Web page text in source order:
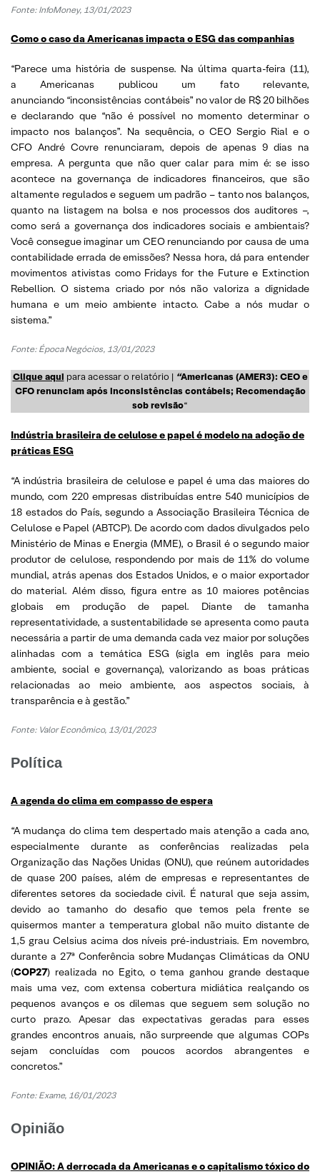
Fonte: InfoMoney, 13/01/2023
Como o caso da Americanas impacta o ESG das companhias
“Parece uma história de suspense. Na última quarta-feira (11),
a Americanas publicou um fato relevante,
anunciando “inconsistências contábeis” no valor de R$ 20 bilhões
e declarando que “não é possível no momento determinar o
impacto nos balanços”. Na sequência, o CEO Sergio Rial e o
CFO André Covre renunciaram, depois de apenas 9 dias na
empresa. A pergunta que não quer calar para mim é: se isso
acontece na governança de indicadores financeiros, que são
altamente regulados e seguem um padrão – tanto nos balanços,
quanto na listagem na bolsa e nos processos dos auditores –,
como será a governança dos indicadores sociais e ambientais?
Você consegue imaginar um CEO renunciando por causa de uma
contabilidade errada de emissões? Nessa hora, dá para entender
movimentos ativistas como Fridays for the Future e Extinction
Rebellion. O sistema criado por nós não valoriza a dignidade
humana e um meio ambiente intacto. Cabe a nós mudar o
sistema.”
Fonte: Época Negócios, 13/01/2023
Clique aqui para acessar o relatório | “Americanas (AMER3): CEO e
CFO renunciam após inconsistências contábeis; Recomendação
sob revisão“
Indústria brasileira de celulose e papel é modelo na adoção de
práticas ESG
“A indústria brasileira de celulose e papel é uma das maiores do
mundo, com 220 empresas distribuídas entre 540 municípios de
18 estados do País, segundo a Associação Brasileira Técnica de
Celulose e Papel (ABTCP). De acordo com dados divulgados pelo
Ministério de Minas e Energia (MME), o Brasil é o segundo maior
produtor de celulose, respondendo por mais de 11% do volume
mundial, atrás apenas dos Estados Unidos, e o maior exportador
do material. Além disso, figura entre as 10 maiores potências
globais em produção de papel. Diante de tamanha
representatividade, a sustentabilidade se apresenta como pauta
necessária a partir de uma demanda cada vez maior por soluções
alinhadas com a temática ESG (sigla em inglês para meio
ambiente, social e governança), valorizando as boas práticas
relacionadas ao meio ambiente, aos aspectos sociais, à
transparência e à gestão.”
Fonte: Valor Econômico, 13/01/2023
Política
A agenda do clima em compasso de espera
“A mudança do clima tem despertado mais atenção a cada ano,
especialmente durante as conferências realizadas pela
Organização das Nações Unidas (ONU), que reúnem autoridades
de quase 200 países, além de empresas e representantes de
diferentes setores da sociedade civil. É natural que seja assim,
devido ao tamanho do desafio que temos pela frente se
quisermos manter a temperatura global não muito distante de
1,5 grau Celsius acima dos níveis pré-industriais. Em novembro,
durante a 27ª Conferência sobre Mudanças Climáticas da ONU
(COP27) realizada no Egito, o tema ganhou grande destaque
mais uma vez, com extensa cobertura midiática realçando os
pequenos avanços e os dilemas que seguem sem solução no
curto prazo. Apesar das expectativas geradas para esses
grandes encontros anuais, não surpreende que algumas COPs
sejam concluídas com poucos acordos abrangentes e
concretos.”
Fonte: Exame, 16/01/2023
Opinião
OPINIÃO: A derrocada da Americanas e o capitalismo tóxico do